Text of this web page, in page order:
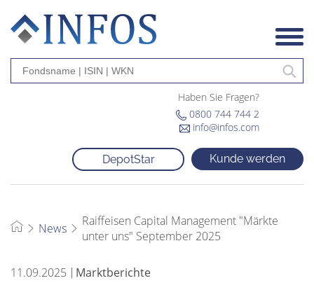
Haben Sie Fragen?
0800 744 744 2
info@infos.com
DepotStar Kunde werden
News
Raiffeisen Capital Management "Märkte
unter uns" September 2025
11.09.2025 Marktberichte